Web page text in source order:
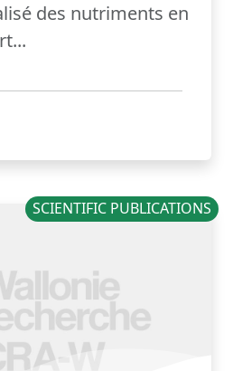
des nutriments en
SCIENTIFIC PUBLICATIONS